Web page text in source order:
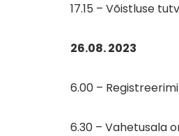
17.15 – Võistluse
26.08. 2023
6.00 –
6.30 – Vahetusala